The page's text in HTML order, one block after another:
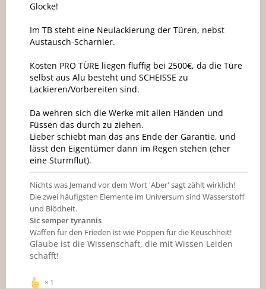
Glocke!
Im TB steht eine Neulackierung der Türen, nebst
Austausch-Scharnier.
Kosten PRO TÜRE liegen fluffig bei 2500€, da die Türe
selbst aus Alu besteht und SCHEISSE zu
Lackieren/Vorbereiten sind.
Da wehren sich die Werke mit allen Händen und
Füssen das durch zu ziehen.
Lieber schiebt man das ans Ende der Garantie, und
lässt den Eigentümer dann im Regen stehen (eher
eine Sturmflut).
Nichts was Jemand vor dem Wort 'Aber' sagt zählt wirklich!
Die zwei häufigsten Elemente im Universum sind Wasserstoff
und Blödheit.
Sic semper tyrannis
Waffen für den Frieden ist wie Poppen für die Keuschheit!
Glaube ist die Wissenschaft, die mit Wissen Leiden
schafft!
1